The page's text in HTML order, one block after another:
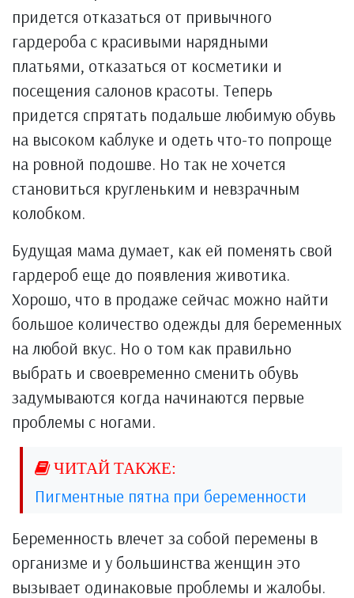
придется отказаться от привычного
гардероба с красивыми нарядными
платьями, отказаться от косметики и
посещения салонов красоты. Теперь
придется спрятать подальше любимую обувь
на высоком каблуке и одеть что-то попроще
на ровной подошве. Но так не хочется
становиться кругленьким и невзрачным
колобком.
Будущая мама думает, как ей поменять свой
гардероб еще до появления животика.
Хорошо, что в продаже сейчас можно найти
большое количество одежды для беременных
на любой вкус. Но о том как правильно
выбрать и своевременно сменить обувь
задумываются когда начинаются первые
проблемы с ногами.
Пигментные пятна при беременности
Беременность влечет за собой перемены в
организме и у большинства женщин это
вызывает одинаковые проблемы и жалобы.